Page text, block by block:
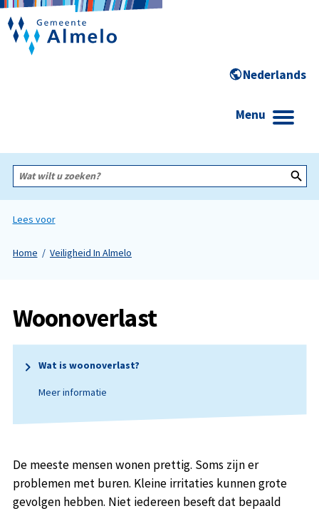
Menu
Wat
wilt
zoeken?
Lees voor
Home Veiligheid In Almelo
Woonoverlast
Wat is woonoverlast?
Meer informatie
De meeste mensen wonen prettig. Soms zijn er
problemen met buren. Kleine irritaties kunnen grote
gevolgen hebben. Niet iedereen beseft dat bepaald